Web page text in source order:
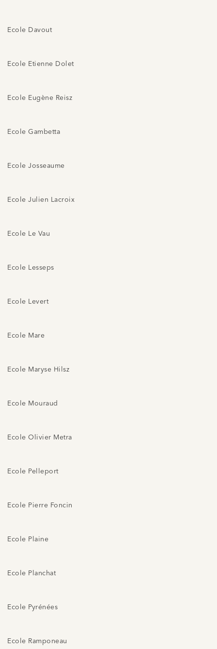
Ecole Davout
Ecole Etienne Dolet
Ecole Eugène Reisz
Ecole Gambetta
Ecole Josseaume
Ecole Julien Lacroix
Ecole Le Vau
Ecole Lesseps
Ecole Levert
Ecole Mare
Ecole Maryse Hilsz
Ecole Mouraud
Ecole Olivier Metra
Ecole Pelleport
Ecole Pierre Foncin
Ecole Plaine
Ecole Planchat
Ecole Pyrénées
Ecole Ramponeau